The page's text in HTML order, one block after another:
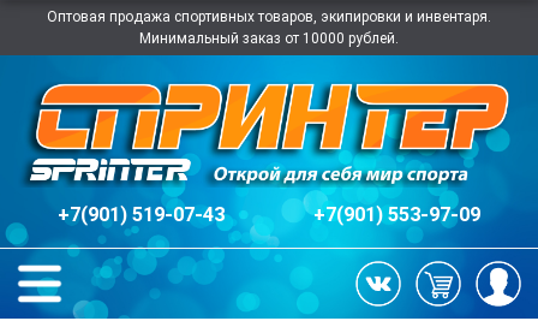
Оптовая продажа спортивных товаров, экипировки и инвентаря.
Минимальный заказ от 10000 рублей.
+7(901) 519-07-43 +7(901) 553-97-09